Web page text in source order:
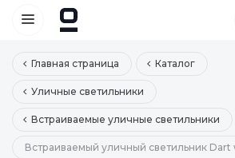
Главная страница Каталог
Уличные светильники
Встраиваемые уличные светильники
Встраиваемый уличный светильник